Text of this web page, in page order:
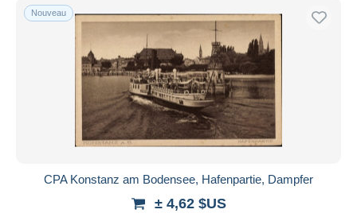
Nouveau
CPA Konstanz am Bodensee, Hafenpartie, Dampfer
± 4,62 $US